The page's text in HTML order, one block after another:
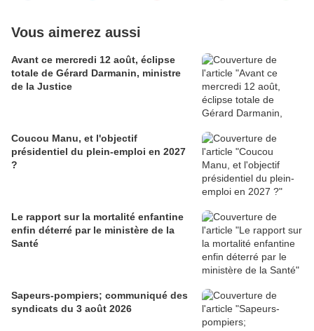
Vous aimerez aussi
Avant ce mercredi 12 août, éclipse
totale de Gérard Darmanin, ministre
de la Justice
Coucou Manu, et l'objectif
présidentiel du plein-emploi en 2027
?
Le rapport sur la mortalité enfantine
enfin déterré par le ministère de la
Santé
Sapeurs-pompiers; communiqué des
syndicats du 3 août 2026